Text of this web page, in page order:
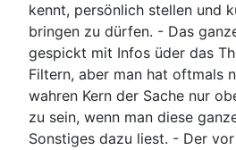
kennt, persönlich stellen und
bringen zu dürfen. - Das
gespickt mit Infos üder das
Filtern, aber man hat oftmals
wahren Kern der Sache nur
zu sein, wenn man diese
Sonstiges dazu liest. - Der